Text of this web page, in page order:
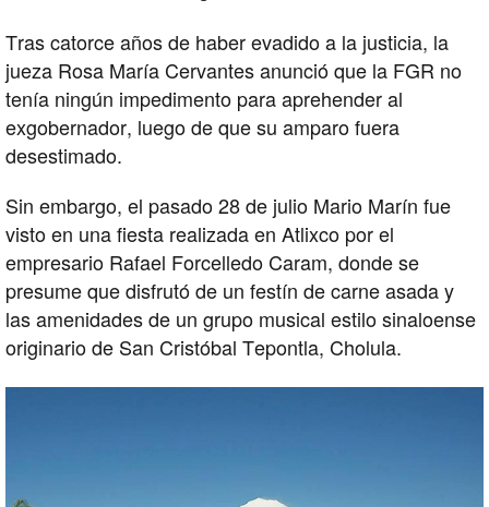
Tras catorce años de haber evadido a la justicia, la
jueza Rosa María Cervantes anunció que la FGR no
tenía ningún impedimento para aprehender al
exgobernador, luego de que su amparo fuera
desestimado.
Sin embargo, el pasado 28 de julio Mario Marín fue
visto en una fiesta realizada en Atlixco por el
empresario Rafael Forcelledo Caram, donde se
presume que disfrutó de un festín de carne asada y
las amenidades de un grupo musical estilo sinaloense
originario de San Cristóbal Tepontla, Cholula.